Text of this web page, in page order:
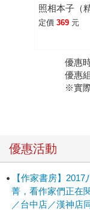
照相本子（
定價 369 元
優惠
優惠
※實
優惠活動
【作家書房】
菁，看作家們正在
／台中店／漢神店